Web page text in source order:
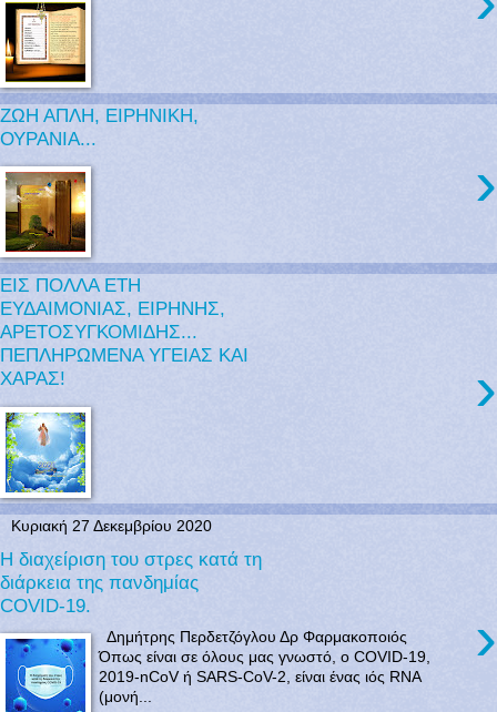
ΖΩΗ ΑΠΛΗ, ΕΙΡΗΝΙΚΗ,
ΟΥΡΑΝΙΑ...
›
ΕΙΣ ΠΟΛΛΑ ΕΤΗ
ΕΥΔΑΙΜΟΝΙΑΣ, ΕΙΡΗΝΗΣ,
ΑΡΕΤΟΣΥΓΚΟΜΙΔΗΣ...
ΠΕΠΛΗΡΩΜΕΝΑ ΥΓΕΙΑΣ ΚΑΙ
ΧΑΡΑΣ!
›
Κυριακή 27 Δεκεμβρίου 2020
Η διαχείριση του στρες κατά τη
διάρκεια της πανδημίας
COVID-19.
›
Δημήτρης Περδετζόγλου Δρ Φαρμακοποιός
Όπως είναι σε όλους μας γνωστό, ο COVID-19,
2019-nCoV ή SARS-CoV-2, είναι ένας ιός RNA
(μονή...